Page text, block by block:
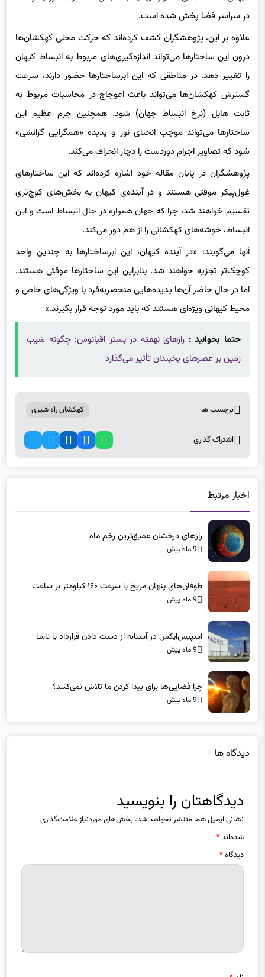
علاوه بر این، پژوهشگران کشف کرده‌اند که حرکت محلی کهکشان‌ها
درون این ساختارها می‌تواند اندازه‌گیری‌های مربوط به انبساط کیهان
را تغییر دهد. در مناطقی که این ابرساختارها حضور دارند، سرعت
گسترش کهکشان‌ها می‌تواند باعث اعوجاج در محاسبات مربوط به
ثابت هابل (نرخ انبساط جهان) شود. همچنین جرم عظیم این
ساختارها می‌تواند موجب انحنای نور و پدیده‌ «همگرایی گرانشی»
شود که تصاویر اجرام دوردست را دچار انحراف می‌کند.
پژوهشگران در پایان مقاله‌ خود اشاره کرده‌اند که این ساختارهای
غول‌پیکر موقتی هستند و در آینده‌ی کیهان به بخش‌های کوچ‌تری
تقسیم خواهند شد، چرا که جهان همواره در حال انبساط است و این
انبساط، خوشه‌های کهکشانی را از هم دور می‌کند.
آنها می‌گویند: «در آینده‌ کیهان، این ابرساختارها به چندین واحد
کوچک‌تر تجزیه خواهند شد. بنابراین این ساختارها موقتی هستند.
اما در حال حاضر آن‌ها پدیده‌هایی منحصر‌به‌فرد با ویژگی‌های خاص و
محیط کیهانی ویژه‌ای هستند که باید مورد توجه قرار بگیرند.»
زمین بر عصرهای یخبندان تأثیر می‌گذارد
9 ماه پیش
9 ماه پیش
9 ماه پیش
نشانی ایمیل شما منتشر نخواهد شد.بخش‌های موردنیاز علامت‌گذاری
شده‌اند*
دیدگاه*